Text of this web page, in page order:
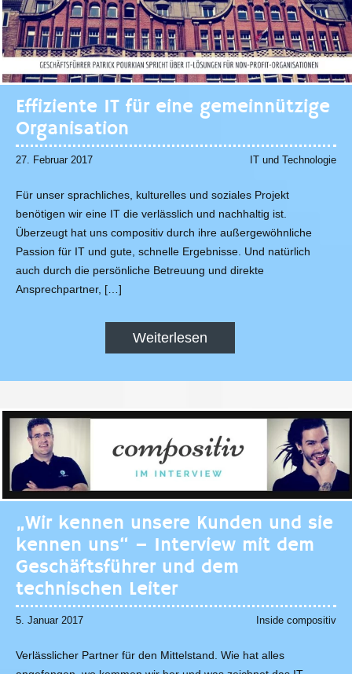
Effiziente IT für eine gemeinnützige
Organisation
27. Februar 2017 IT und Technologie
Für unser sprachliches, kulturelles und soziales Projekt
benötigen wir eine IT die verlässlich und nachhaltig ist.
Überzeugt hat uns compositiv durch ihre außergewöhnliche
Passion für IT und gute, schnelle Ergebnisse. Und natürlich
auch durch die persönliche Betreuung und direkte
Ansprechpartner, […]
Weiterlesen
„Wir kennen unsere Kunden und sie
kennen uns“ – Interview mit dem
Geschäftsführer und dem
technischen Leiter
5. Januar 2017 Inside compositiv
Verlässlicher Partner für den Mittelstand. Wie hat alles